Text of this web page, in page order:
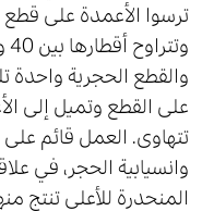
ترسوا الأعمدة على
والقطع الحجرية واحدة
على القطع وتميل إلى
تتهاوى. العمل قائم على
وانسيابية الحجر، في
المنحدرة للأعلى تنتج